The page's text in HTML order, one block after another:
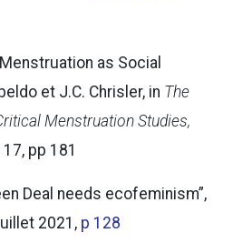
as Social
et J.C. Chrisler, in The
Menstruation Studies,
pp 181
Deal needs ecofeminism”,
2021, p 128